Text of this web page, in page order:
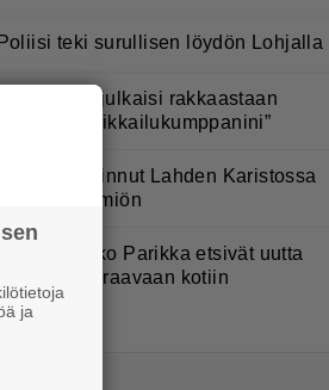
Poliisi teki surullisen löydön Lohjalla
Sari Havas julkaisi rakkaastaan
kuvan – ”Seikkailukumppanini”
Poliisi havainnut Lahden Karistossa
omituisen ilmiön
Sara ja Mikko Parikka etsivät uutta
kotia – ”Seuraavaan kotiin
ja